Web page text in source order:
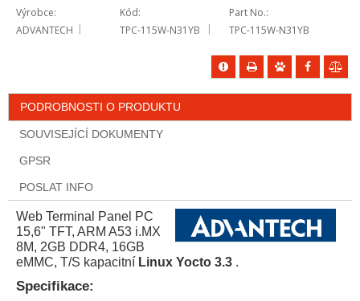
Výrobce
ADVANTECH
Kód
TPC-115W-N31YB
Part No.
TPC-115W-N31YB
PODROBNOSTI O PRODUKTU
SOUVISEJÍCÍ DOKUMENTY
GPSR
POSLAT INFO
Web Terminal Panel PC
15,6" TFT, ARM A53 i.MX
8M, 2GB DDR4, 16GB
eMMC, T/S kapacitní Linux Yocto 3.3 .
Specifikace: